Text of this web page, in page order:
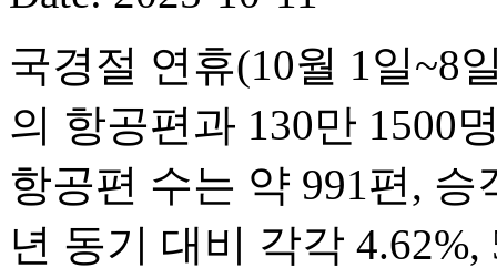
국경절 연휴(10월 1일~8
의 항공편과 130만 1500
항공편 수는 약 991편,
년 동기 대비 각각